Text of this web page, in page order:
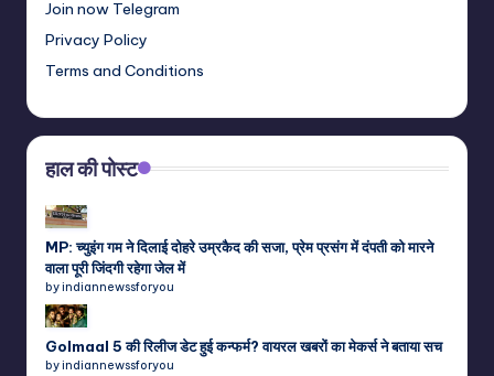
Join now Telegram
Privacy Policy
Terms and Conditions
हाल की पोस्ट
MP: च्युइंग गम ने दिलाई दोहरे उम्रकैद की सजा, प्रेम प्रसंग में दंपती को मारने
वाला पूरी जिंदगी रहेगा जेल में
by indiannewssforyou
Golmaal 5 की रिलीज डेट हुई कन्फर्म? वायरल खबरों का मेकर्स ने बताया सच
by indiannewssforyou